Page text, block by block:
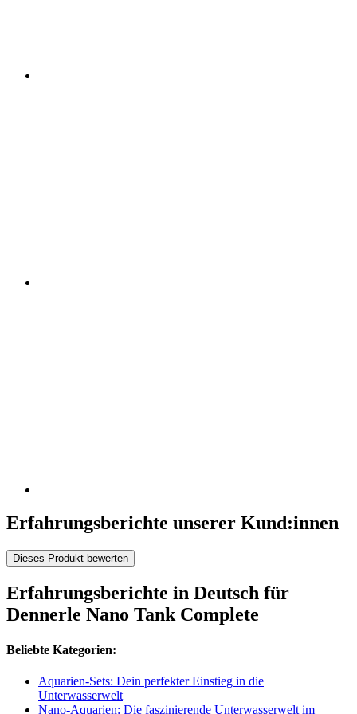
Erfahrungsberichte unserer Kund:innen
Dieses Produkt bewerten
Erfahrungsberichte in Deutsch für
Dennerle Nano Tank Complete
Beliebte Kategorien:
Aquarien-Sets: Dein perfekter Einstieg in die
Unterwasserwelt
Nano-Aquarien: Die faszinierende Unterwasserwelt im